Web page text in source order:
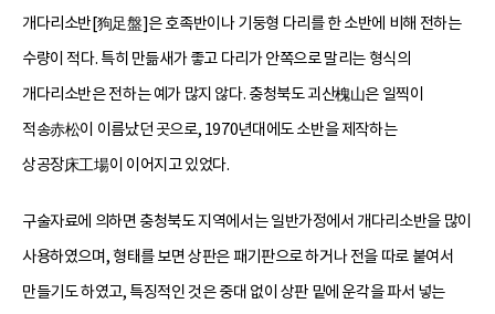
개다리소반[狗足盤]은 호족반이나 기둥형 다리를 한 소반에 비해 전하는
수량이 적다. 특히 만듦새가 좋고 다리가 안쪽으로 말리는 형식의
개다리소반은 전하는 예가 많지 않다. 충청북도 괴산槐山은 일찍이
적송赤松이 이름났던 곳으로, 1970년대에도 소반을 제작하는
상공장床工場이 이어지고 있었다.
구술자료에 의하면 충청북도 지역에서는 일반가정에서 개다리소반을 많이
사용하였으며, 형태를 보면 상판은 패기판으로 하거나 전을 따로 붙여서
만들기도 하였고, 특징적인 것은 중대 없이 상판 밑에 운각을 파서 넣는